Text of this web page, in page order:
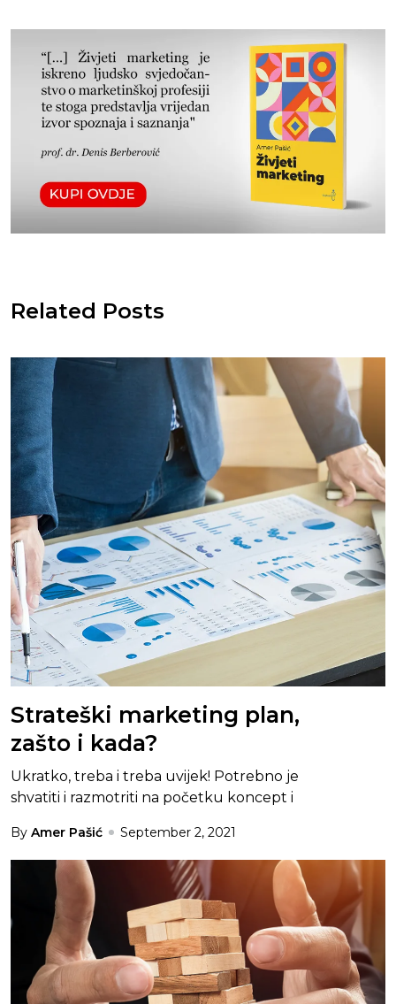
Related Posts
Strateški marketing plan,
zašto i kada?
Ukratko, treba i treba uvijek! Potrebno je
shvatiti i razmotriti na početku koncept i
By Amer Pašić September 2, 2021